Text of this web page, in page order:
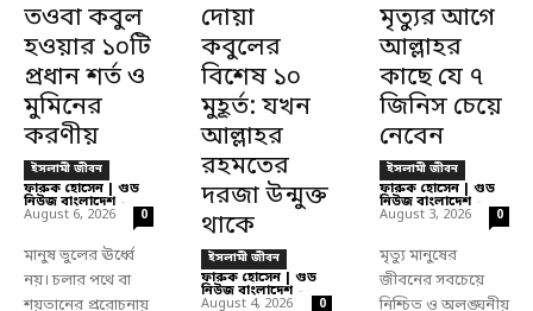
তওবা কবুল
হওয়ার ১০টি
প্রধান শর্ত ও
মুমিনের
করণীয়
ইসলামী জীবন
ফারুক হোসেন | গুড
নিউজ বাংলাদেশ -
August 6, 2026 0
মানুষ ভুলের ঊর্ধ্বে
নয়। চলার পথে বা
শয়তানের প্ররোচনায়
দোয়া
কবুলের
বিশেষ ১০
মুহূর্ত: যখন
আল্লাহর
রহমতের
দরজা উন্মুক্ত
থাকে
ইসলামী জীবন
ফারুক হোসেন | গুড
নিউজ বাংলাদেশ -
August 4, 2026 0
মৃত্যুর আগে
আল্লাহর
কাছে যে ৭
জিনিস চেয়ে
নেবেন
ইসলামী জীবন
ফারুক হোসেন | গুড
নিউজ বাংলাদেশ -
August 3, 2026 0
মৃত্যু মানুষের
জীবনের সবচেয়ে
নিশ্চিত ও অলঙ্ঘনীয়